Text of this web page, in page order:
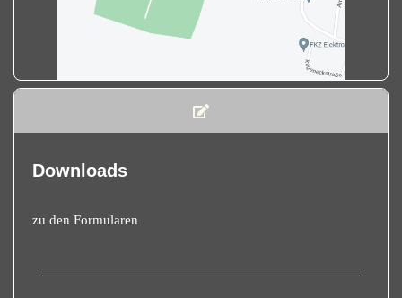
Downloads
zu den Formularen